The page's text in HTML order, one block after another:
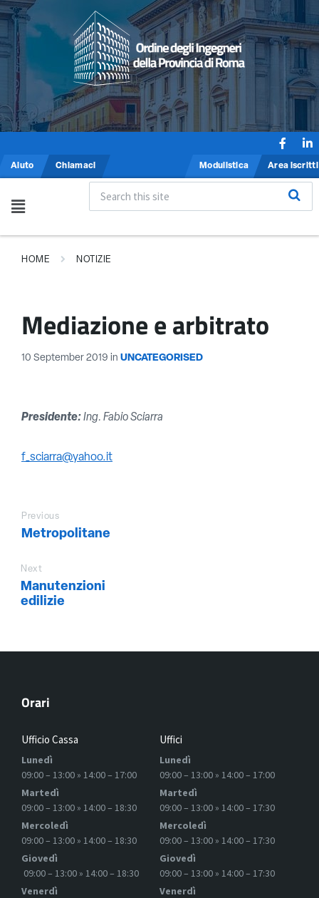
Aiuto Chiamaci Modulistica Area iscritti
HOME NOTIZIE
Mediazione e arbitrato
10 September 2019 in UNCATEGORISED
Presidente:Ing. Fabio Sciarra
f_sciarra@yahoo.it
Previous
Metropolitane
Next
Manutenzioni
edilizie
Orari
Ufficio Cassa
Lunedì
09:00 – 13:00 » 14:00 – 17:00
Martedì
09:00 – 13:00 » 14:00 – 18:30
Mercoledì
09:00 – 13:00 » 14:00 – 18:30
Giovedì
09:00 – 13:00 » 14:00 – 18:30
Venerdì
Uffici
Lunedì
09:00 – 13:00 » 14:00 – 17:00
Martedì
09:00 – 13:00 » 14:00 – 17:30
Mercoledì
09:00 – 13:00 » 14:00 – 17:30
Giovedì
09:00 – 13:00 » 14:00 – 17:30
Venerdì